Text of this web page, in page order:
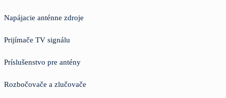
Napájacie anténne zdroje
Prijímače TV signálu
Príslušenstvo pre antény
Rozbočovače a zlučovače